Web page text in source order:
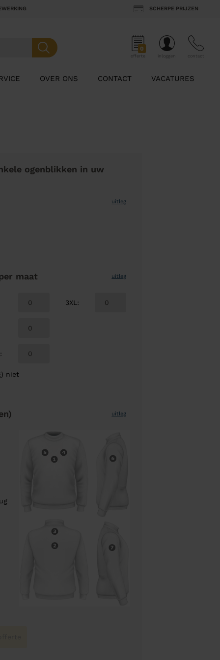
SCHERPE PRIJZEN
0
offerte inloggen contact
OVER ONS CONTACT VACATURES
ogenblikken in uw
uitleg
maat uitleg
:
3XL :
niet
uitleg